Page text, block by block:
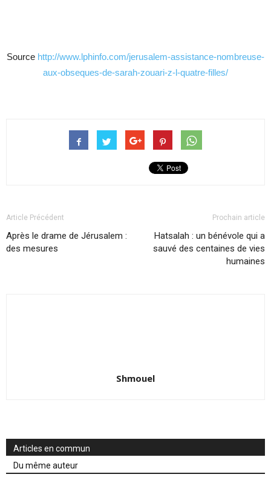
Source http://www.lphinfo.com/jerusalem-assistance-nombreuse-
aux-obseques-de-sarah-zouari-z-l-quatre-filles/
Article Précédent
Après le drame de Jérusalem :
des mesures
Prochain article
Hatsalah : un bénévole qui a
sauvé des centaines de vies
humaines
Shmouel
Articles en commun
Du même auteur